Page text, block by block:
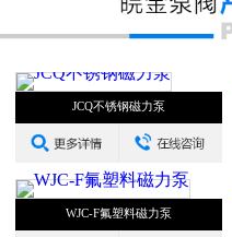
JCQ不锈钢磁力泵
WJC-F氟塑料磁力泵